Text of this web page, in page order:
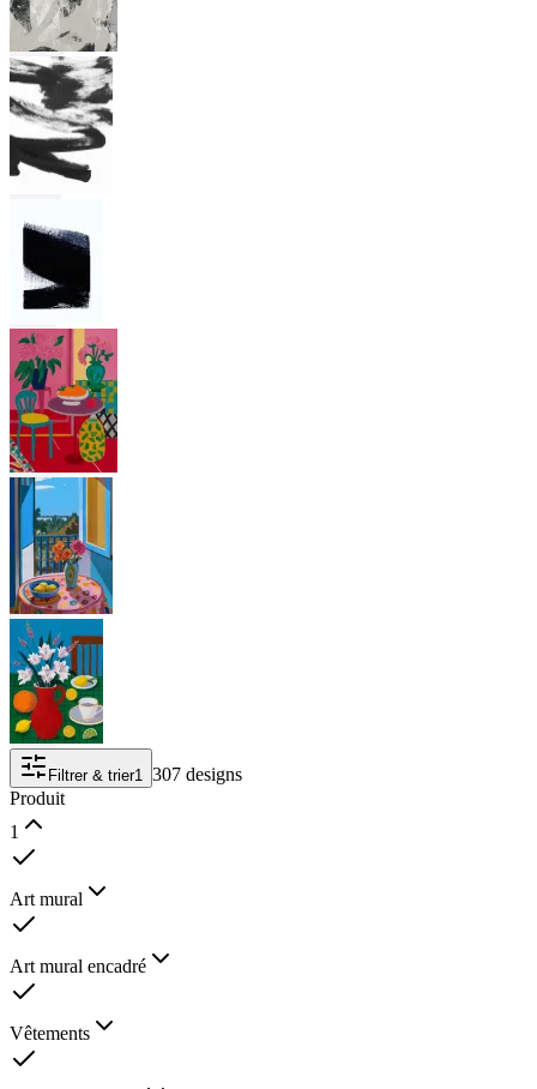
Filtrer & trier1 307 designs
Produit
1
Art mural
Art mural encadré
Vêtements